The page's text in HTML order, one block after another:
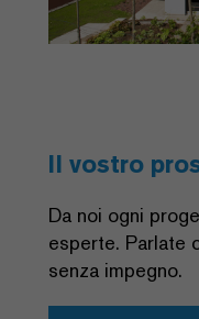
Il vostro
Da noi ogni
esperte. Parlate
senza impegno.